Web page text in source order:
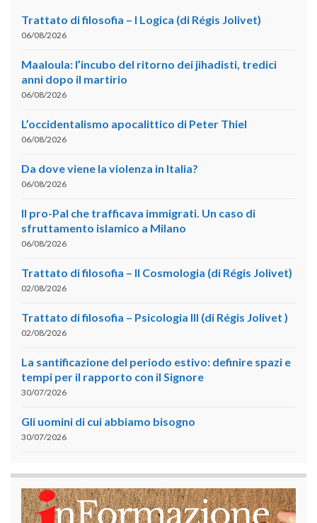
Trattato di filosofia – I Logica (di Régis Jolivet)
06/08/2026
Maaloula: l’incubo del ritorno dei jihadisti, tredici
anni dopo il martirio
06/08/2026
L’occidentalismo apocalittico di Peter Thiel
06/08/2026
Da dove viene la violenza in Italia?
06/08/2026
Il pro-Pal che trafficava immigrati. Un caso di
sfruttamento islamico a Milano
06/08/2026
Trattato di filosofia – II Cosmologia (di Régis Jolivet)
02/08/2026
Trattato di filosofia – Psicologia III (di Régis Jolivet )
02/08/2026
La santificazione del periodo estivo: definire spazi e
tempi per il rapporto con il Signore
30/07/2026
Gli uomini di cui abbiamo bisogno
30/07/2026